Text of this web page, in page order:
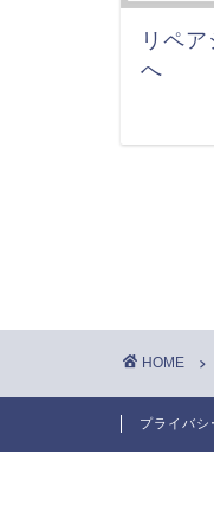
リペ
へ
HOME
プライバシ